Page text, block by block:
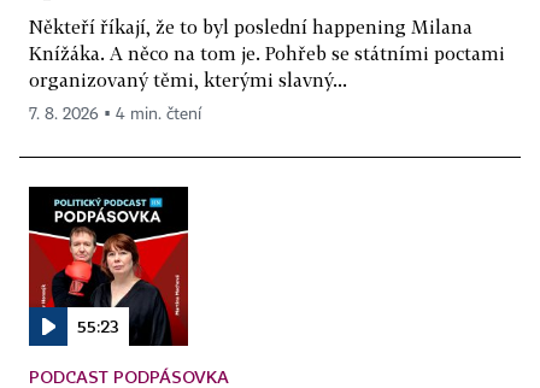
Někteří říkají, že to byl poslední happening Milana
Knížáka. A něco na tom je. Pohřeb se státními poctami
organizovaný těmi, kterými slavný...
7. 8. 2026 ▪ 4 min. čtení
55:23
PODCAST PODPÁSOVKA